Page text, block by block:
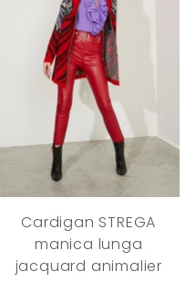
Cardigan STREGA
manica lunga
jacquard animalier